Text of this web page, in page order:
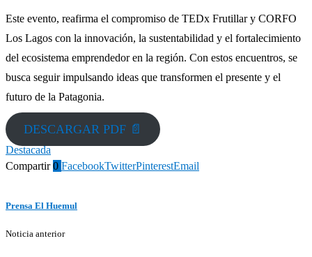
Este evento, reafirma el compromiso de TEDx Frutillar y CORFO
Los Lagos con la innovación, la sustentabilidad y el fortalecimiento
del ecosistema emprendedor en la región. Con estos encuentros, se
busca seguir impulsando ideas que transformen el presente y el
futuro de la Patagonia.
DESCARGAR PDF 📄
Destacada
Compartir 0 FacebookTwitterPinterestEmail
Prensa El Huemul
Noticia anterior